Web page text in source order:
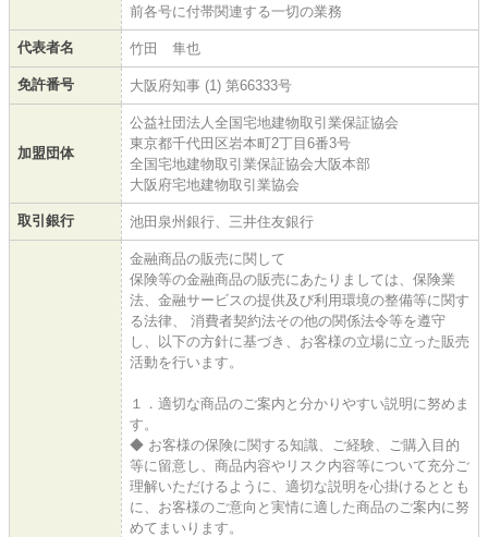
前各号に付帯関連する一切の業務
代表者名 竹田 隼也
免許番号 大阪府知事 (1) 第66333号
加盟団体
公益社団法人全国宅地建物取引業保証協会
東京都千代田区岩本町2丁目6番3号
全国宅地建物取引業保証協会大阪本部
大阪府宅地建物取引業協会
取引銀行 池田泉州銀行、三井住友銀行
金融商品の販売に関して
保険等の金融商品の販売にあたりましては、保険業
法、金融サービスの提供及び利用環境の整備等に関す
る法律、 消費者契約法その他の関係法令等を遵守
し、以下の方針に基づき、お客様の立場に立った販売
活動を行います。
１．適切な商品のご案内と分かりやすい説明に努めま
す。
◆ お客様の保険に関する知識、ご経験、ご購入目的
等に留意し、商品内容やリスク内容等について充分ご
理解いただけるように、適切な説明を心掛けるととも
に、お客様のご意向と実情に適した商品のご案内に努
めてまいります。